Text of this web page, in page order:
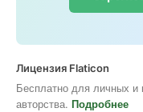
Лицензия Flaticon
Бесплатно для личных и
авторства. Подробнее